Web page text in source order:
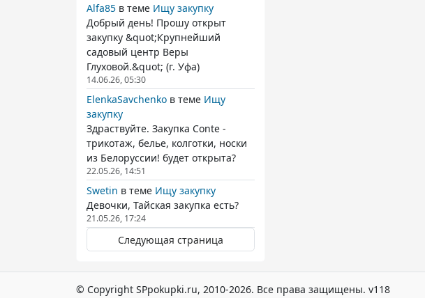
Alfa85 в теме Ищу закупку
Добрый день! Прошу открыт
закупку &quot;Крупнейший
садовый центр Веры
Глуховой.&quot; (г. Уфа)
14.06.26, 05:30
ElenkaSavchenko в теме Ищу
закупку
Здраствуйте. Закупка Conte -
трикотаж, белье, колготки, носки
из Белоруссии! будет открыта?
22.05.26, 14:51
Swetin в теме Ищу закупку
Девочки, Тайская закупка есть?
21.05.26, 17:24
Следующая страница
© Copyright SPpokupki.ru, 2010-2026. Все права защищены. v118